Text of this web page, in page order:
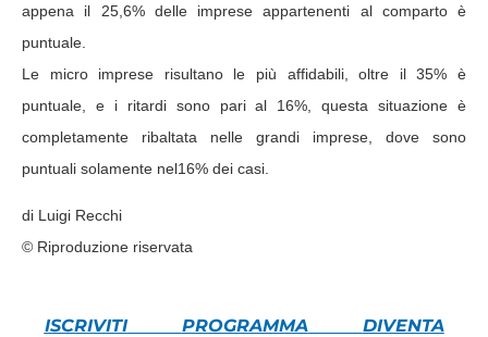
appena il 25,6% delle imprese appartenenti al comparto è
puntuale.
Le micro imprese risultano le più affidabili, oltre il 35% è
puntuale, e i ritardi sono pari al 16%, questa situazione è
completamente ribaltata nelle grandi imprese, dove sono
puntuali solamente nel16% dei casi.
di Luigi Recchi
© Riproduzione riservata
ISCRIVITI PROGRAMMA
DIVENTA